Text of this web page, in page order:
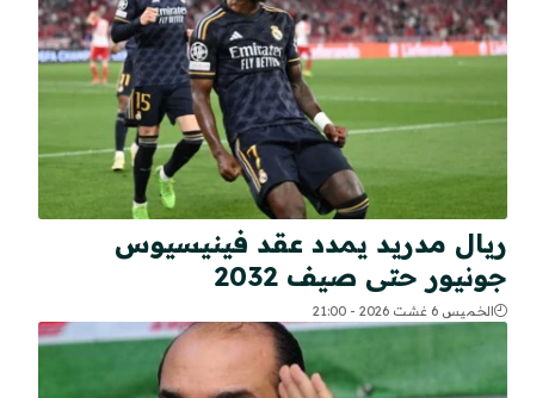
ريال مدريد يمدد عقد فينيسيوس
جونيور حتى صيف 2032
الخميس 6 غشت 2026 - 21:00